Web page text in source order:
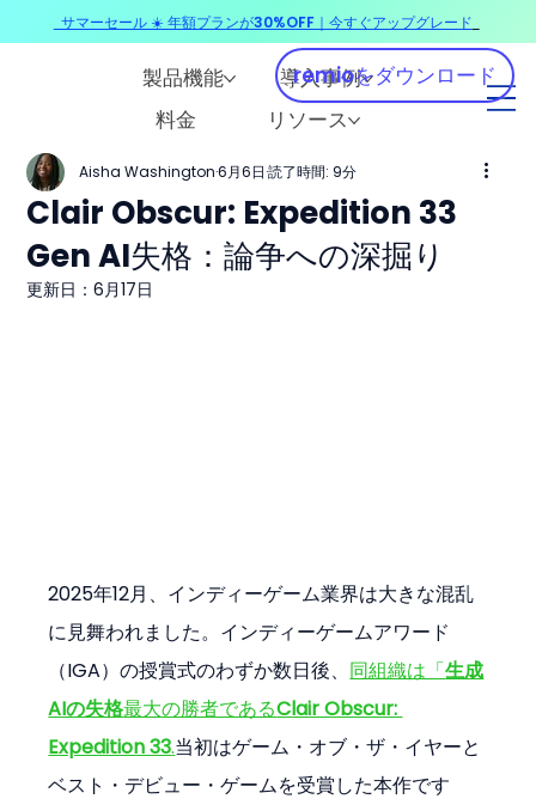
製品機能
導入事例
料金
リソース
remioをダウンロード
Clair Obscur: Expedition 33
Gen AI失格：論争への深掘り
Aisha Washington 6月6日 読了時間: 9分
更新日：6月17日
2025年12月、インディーゲーム業界は大きな混乱
に見舞われました。インディーゲームアワード
（IGA）の授賞式のわずか数日後、 同組織は「生成
AIの失格最大の勝者であるClair Obscur:
Expedition 33.当初はゲーム・オブ・ザ・イヤーと
ベスト・デビュー・ゲームを受賞した本作です
サマーセール ☀️ 年額プランが30%OFF｜今すぐアップグレード